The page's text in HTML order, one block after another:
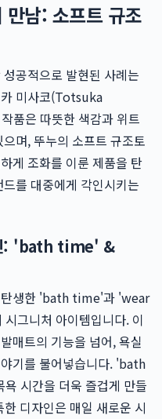
만남: 소프트 규조
공적으로 발현된 사례는
미사코(Totsuka
품은 따뜻한 색감과 위트
며, 뚜누의 소프트 규조토
게 조화를 이룬 제품을 탄
드를 대중에게 각인시키는
인: 'bath time' &
탄생한 'bath time'과 'wear
그니처 아이템입니다. 이
매트의 기능을 넘어, 욕실
기를 불어넣습니다. 'bath
시간을 더욱 즐겁게 만들
디자인은 매일 새로운 시